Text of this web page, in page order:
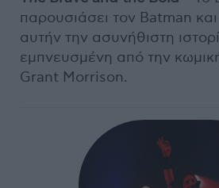
παρουσιάσει τον Batman
αυτήν την ασυνήθιστη
εμπνευσμένη από την
Grant Morrison.